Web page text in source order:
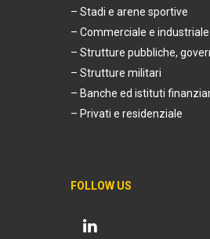
– Stadi e arene sportive
– Commerciale e industriale
– Strutture pubbliche,
– Strutture militari
– Banche ed istituti
– Privati e residenziale
FOLLOW US